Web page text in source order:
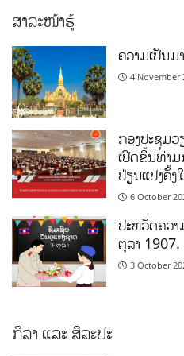
ສາລະໜ້າຮູ້
ຄວາມເປັນມ
4 November
ກອງປະຊຸມວ
ເປີດຂຶ້ນທ່າມ
ປ່ຽນແປງຄັ້ງ
6 October
ປະຫວັດຄວ
ຕຸລາ 1907.
3 October
ກິລາ ແລະ ສິລະປະ